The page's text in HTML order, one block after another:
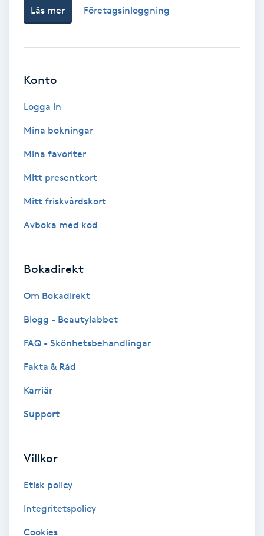
Gellack
Gravidmassage
Gravidyoga
Gruppträning
Gua Sha-massage
Hatha Yoga
Healing
Hollywood Peel
Läs mer Företagsinloggning
Konto
Logga in
Mina bokningar
Mina favoriter
Mitt presentkort
Mitt friskvårdskort
Avboka med kod
Bokadirekt
Om Bokadirekt
Blogg - Beautylabbet
FAQ - Skönhetsbehandlingar
Fakta & Råd
Karriär
Support
Villkor
Etisk policy
Integritetspolicy
Cookies